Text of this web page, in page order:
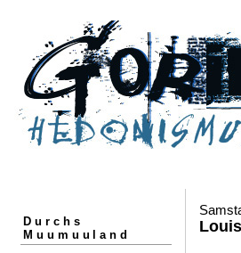
Durchs
Muumuuland